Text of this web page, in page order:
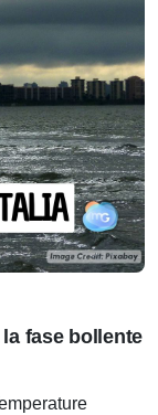
la fase bollente